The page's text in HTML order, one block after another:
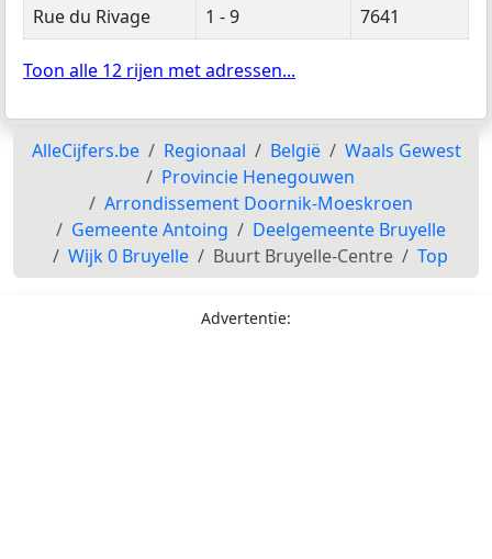
Rue du Rivage
1 - 9 7641
Toon alle 12 rijen met adressen...
AlleCijfers.be Regionaal België
Waals Gewest
Provincie Henegouwen
Arrondissement Doornik-Moeskroen
Gemeente Antoing
Deelgemeente Bruyelle
Wijk 0 Bruyelle
Buurt Bruyelle-Centre Top
Advertentie: